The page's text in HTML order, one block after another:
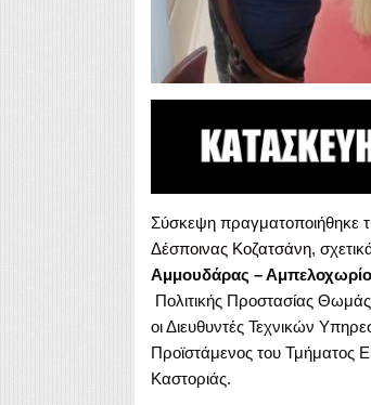
Σύσκεψη πραγματοποιήθηκε
Δέσποινας Κοζατσάνη,
Αμμουδάρας –
Πολιτικής Προστασίας
οι Διευθυντές Τεχνικών
Προϊστάμενος του Τμήματος
Καστοριάς.